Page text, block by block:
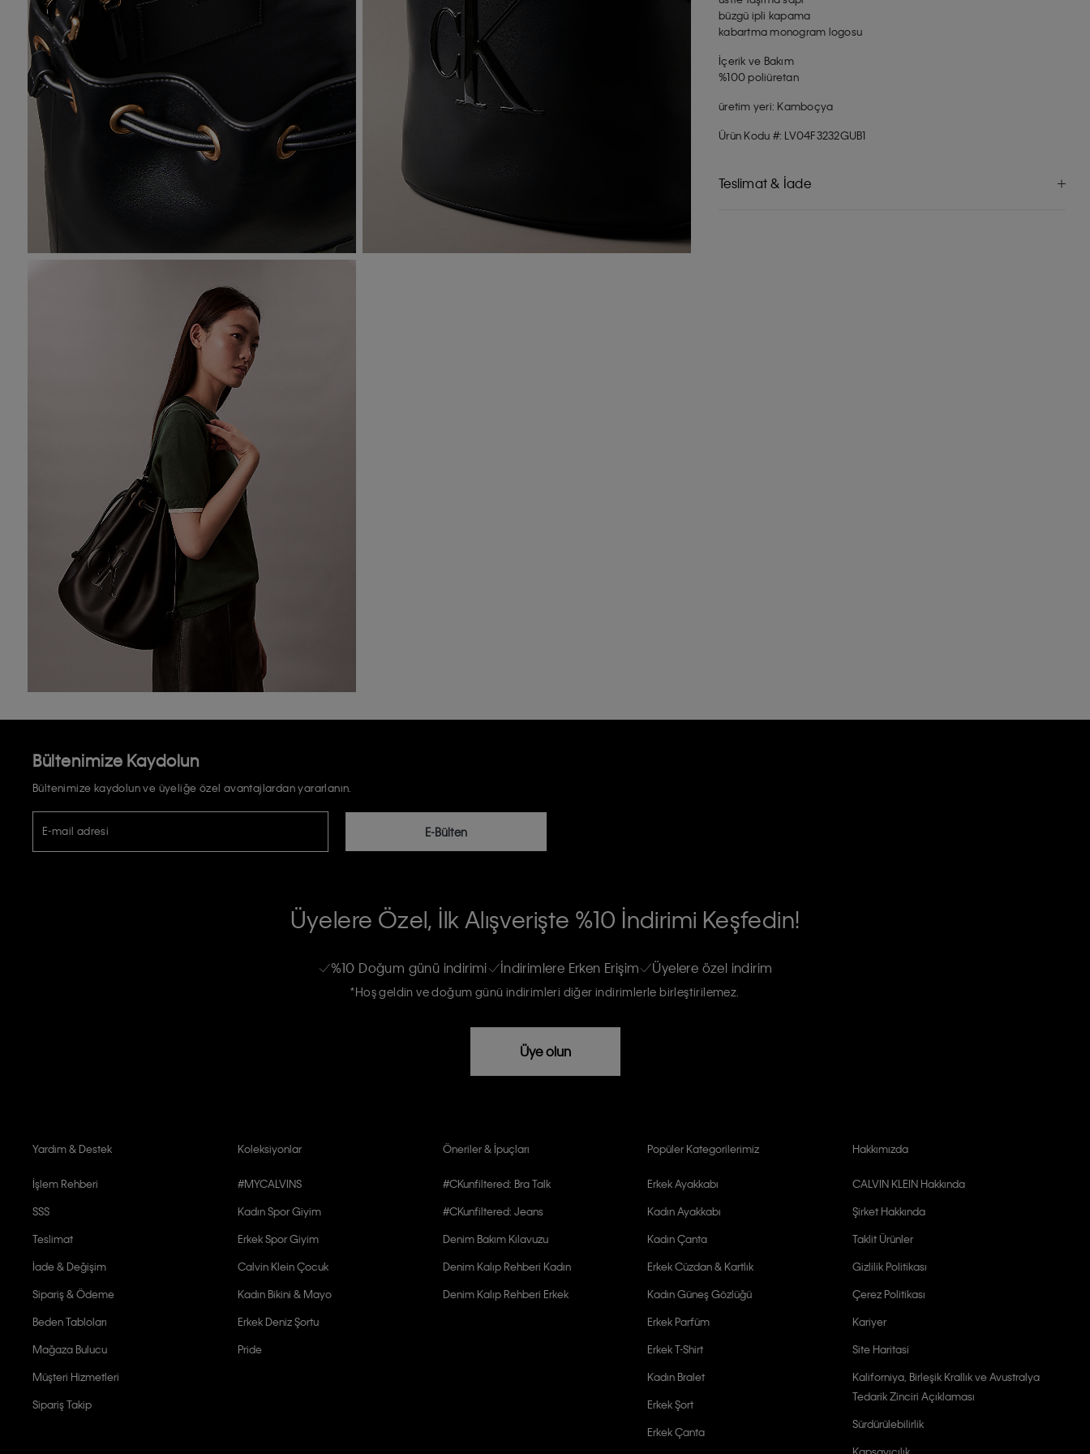
büzgü ipli kapama
kabartma monogram logosu
İçerik ve Bakım
%100 poliüretan
üretim yeri: Kamboçya
Ürün Kodu #: LV04F3232GUB1
Teslimat & İade
Bültenimize Kaydolun
Bültenimize kaydolun ve üyeliğe özel avantajlardan yararlanın.
E-mail adresi E-Bülten
Calvin Klein e-bültenine abone olarak, kişisel verilerimin Calvin Klein tarafına gönderileceğinin ve güncel ürün,
Üyelere Özel, İlk Alışverişte %10 İndirimi Keşfedin!
%10 Doğum günü indirimi İndirimlere Erken Erişim Üyelere özel indirim
*Hoş geldin ve doğum günü indirimleri diğer indirimlerle birleştirilemez.
Üye olun
Yardım & Destek
İşlem Rehberi
SSS
Teslimat
İade & Değişim
Sipariş & Ödeme
Beden Tabloları
Mağaza Bulucu
Müşteri Hizmetleri
Sipariş Takip
Koleksiyonlar
#MYCALVINS
Kadın Spor Giyim
Erkek Spor Giyim
Calvin Klein Çocuk
Kadın Bikini & Mayo
Erkek Deniz Şortu
Pride
Öneriler & İpuçları
#CKunfiltered: Bra Talk
#CKunfiltered: Jeans
Denim Bakım Kılavuzu
Denim Kalıp Rehberi Kadın
Denim Kalıp Rehberi Erkek
Popüler Kategorilerimiz
Erkek Ayakkabı
Kadın Ayakkabı
Kadın Çanta
Erkek Cüzdan & Kartlık
Kadın Güneş Gözlüğü
Erkek Parfüm
Erkek T-Shirt
Kadın Bralet
Erkek Şort
Erkek Çanta
Hakkımızda
CALVIN KLEIN Hakkında
Şirket Hakkında
Taklit Ürünler
Gizlilik Politikası
Çerez Politikası
Kariyer
Site Haritasi
Kaliforniya, Birleşik Krallık ve Avustralya
Tedarik Zinciri Açıklaması
Sürdürülebilirlik